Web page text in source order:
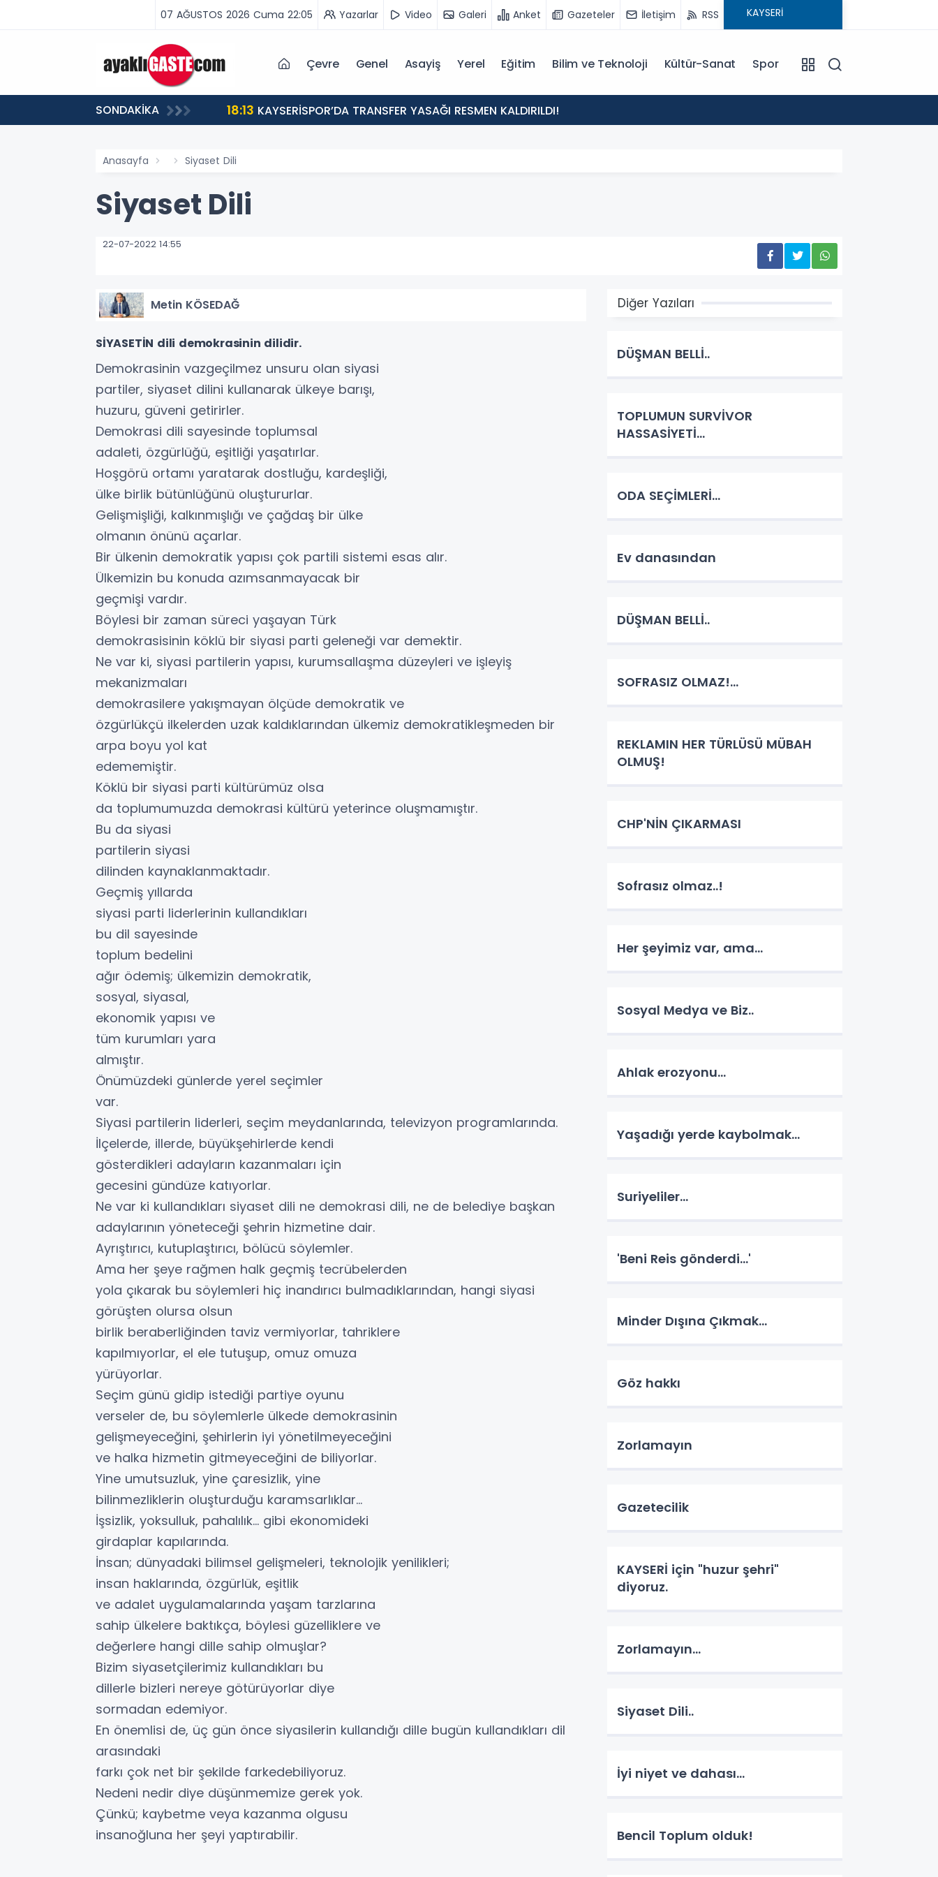
07 AĞUSTOS 2026 Cuma 22:05 Yazarlar Video Galeri Anket Gazeteler İletişim RSS
Çevre Genel Asayiş Yerel Eğitim Bilim ve Teknoloji Kültür-Sanat Spor
SONDAKİKA
VAR, MÜCADELE VAR!” 18:13 KAYSERİSPOR’DA TRANSFER YASAĞI RESMEN KALDIRILDI!
Anasayfa Siyaset Dili
Siyaset Dili
22-07-2022 14:55
Metin KÖSEDAĞ
SİYASETİN dili demokrasinin dilidir.
Demokrasinin vazgeçilmez unsuru olan siyasi
partiler, siyaset dilini kullanarak ülkeye barışı,
huzuru, güveni getirirler.
Demokrasi dili sayesinde toplumsal
adaleti, özgürlüğü, eşitliği yaşatırlar.
Hoşgörü ortamı yaratarak dostluğu, kardeşliği,
ülke birlik bütünlüğünü oluştururlar.
Gelişmişliği, kalkınmışlığı ve çağdaş bir ülke
olmanın önünü açarlar.
Bir ülkenin demokratik yapısı çok partili sistemi esas alır.
Ülkemizin bu konuda azımsanmayacak bir
geçmişi vardır.
Böylesi bir zaman süreci yaşayan Türk
demokrasisinin köklü bir siyasi parti geleneği var demektir.
Ne var ki, siyasi partilerin yapısı, kurumsallaşma düzeyleri ve işleyiş
mekanizmaları
demokrasilere yakışmayan ölçüde demokratik ve
özgürlükçü ilkelerden uzak kaldıklarından ülkemiz demokratikleşmeden bir
arpa boyu yol kat
edememiştir.
Köklü bir siyasi parti kültürümüz olsa
da toplumumuzda demokrasi kültürü yeterince oluşmamıştır.
Bu da siyasi
partilerin siyasi
dilinden kaynaklanmaktadır.
Geçmiş yıllarda
siyasi parti liderlerinin kullandıkları
bu dil sayesinde
toplum bedelini
ağır ödemiş; ülkemizin demokratik,
sosyal, siyasal,
ekonomik yapısı ve
tüm kurumları yara
almıştır.
Önümüzdeki günlerde yerel seçimler
var.
Siyasi partilerin liderleri, seçim meydanlarında, televizyon programlarında.
İlçelerde, illerde, büyükşehirlerde kendi
gösterdikleri adayların kazanmaları için
gecesini gündüze katıyorlar.
Ne var ki kullandıkları siyaset dili ne demokrasi dili, ne de belediye başkan
adaylarının yöneteceği şehrin hizmetine dair.
Ayrıştırıcı, kutuplaştırıcı, bölücü söylemler.
Ama her şeye rağmen halk geçmiş tecrübelerden
yola çıkarak bu söylemleri hiç inandırıcı bulmadıklarından, hangi siyasi
görüşten olursa olsun
birlik beraberliğinden taviz vermiyorlar, tahriklere
kapılmıyorlar, el ele tutuşup, omuz omuza
yürüyorlar.
Seçim günü gidip istediği partiye oyunu
verseler de, bu söylemlerle ülkede demokrasinin
gelişmeyeceğini, şehirlerin iyi yönetilmeyeceğini
ve halka hizmetin gitmeyeceğini de biliyorlar.
Yine umutsuzluk, yine çaresizlik, yine
bilinmezliklerin oluşturduğu karamsarlıklar...
İşsizlik, yoksulluk, pahalılık... gibi ekonomideki
girdaplar kapılarında.
İnsan; dünyadaki bilimsel gelişmeleri, teknolojik yenilikleri;
insan haklarında, özgürlük, eşitlik
ve adalet uygulamalarında yaşam tarzlarına
sahip ülkelere baktıkça, böylesi güzelliklere ve
değerlere hangi dille sahip olmuşlar?
Bizim siyasetçilerimiz kullandıkları bu
dillerle bizleri nereye götürüyorlar diye
sormadan edemiyor.
En önemlisi de, üç gün önce siyasilerin kullandığı dille bugün kullandıkları dil
arasındaki
farkı çok net bir şekilde farkedebiliyoruz.
Nedeni nedir diye düşünmemize gerek yok.
Çünkü; kaybetme veya kazanma olgusu
insanoğluna her şeyi yaptırabilir.
Diğer Yazıları
DÜŞMAN BELLİ..
TOPLUMUN SURVİVOR
HASSASİYETİ...
ODA SEÇİMLERİ...
Ev danasından
DÜŞMAN BELLİ..
SOFRASIZ OLMAZ!...
REKLAMIN HER TÜRLÜSÜ MÜBAH
OLMUŞ!
CHP'NİN ÇIKARMASI
Sofrasız olmaz..!
Her şeyimiz var, ama...
Sosyal Medya ve Biz..
Ahlak erozyonu…
Yaşadığı yerde kaybolmak…
Suriyeliler…
'Beni Reis gönderdi...'
Minder Dışına Çıkmak...
Göz hakkı
Zorlamayın
Gazetecilik
KAYSERİ için "huzur şehri"
diyoruz.
Zorlamayın...
Siyaset Dili..
İyi niyet ve dahası...
Bencil Toplum olduk!